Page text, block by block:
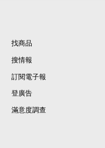
找商品
搜情報
訂閱電子報
登廣告
滿意度調查